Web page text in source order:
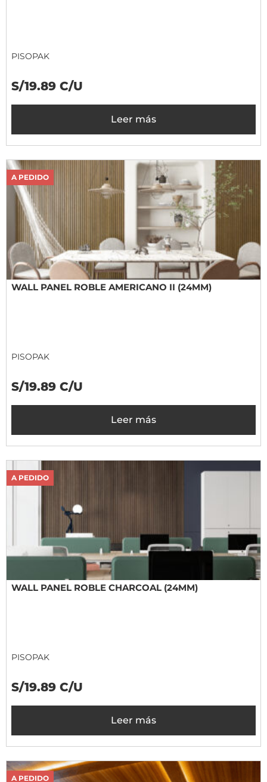
PISOPAK
S/19.89 C/U
Leer más
A PEDIDO
WALL PANEL ROBLE AMERICANO II (24MM)
PISOPAK
S/19.89 C/U
Leer más
A PEDIDO
WALL PANEL ROBLE CHARCOAL (24MM)
PISOPAK
S/19.89 C/U
Leer más
A PEDIDO